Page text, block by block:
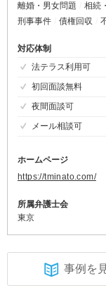
離婚・男女問題
相続
刑事事件
債権回収
対応体制
法テラス利用可
初回面談無料
夜間面談可
メール相談可
ホームページ
https://tminato.com/
所属弁護士会
東京
事例を